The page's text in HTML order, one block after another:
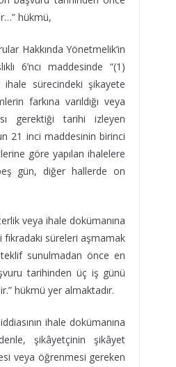
hükmü,
Hakkında Yönetmelik’in
6’ncı maddesinde “(1)
sürecindeki şikayete
farkına varıldığı veya
gerektiği tarihi izleyen
21 inci maddesinin birinci
göre yapılan ihalelere
gün, diğer hallerde on
veya ihale dokümanına
süreleri aşmamak
sunulmadan önce en
tarihinden üç iş günü
hükmü yer almaktadır.
ihale dokümanına
şikâyetçinin şikâyet
veya öğrenmesi gereken